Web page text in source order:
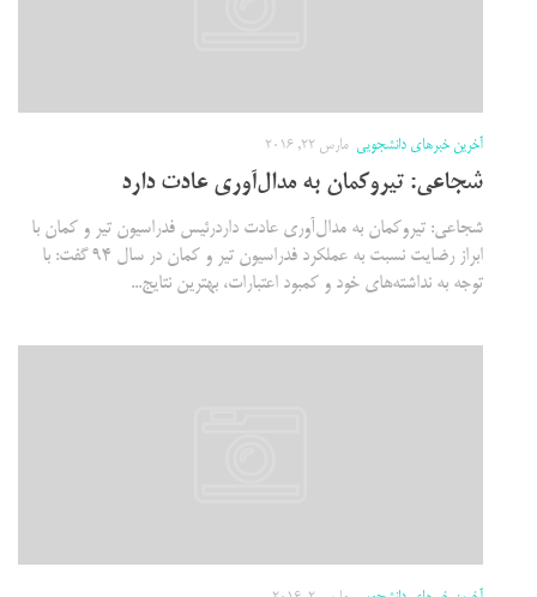
آخرین خبرهای دانشجویی مارس 22, 2016
شجاعی: تیروکمان به مدال‌آوری عادت دارد
شجاعی: تیروکمان به مدال‌آوری عادت داردرئیس فدراسیون تیر و کمان با
ابراز رضایت نسبت به عملکرد فدراسیون تیر و کمان در سال 94 گفت: با
توجه به نداشته‌های خود و کمبود اعتبارات، بهترین نتایج...